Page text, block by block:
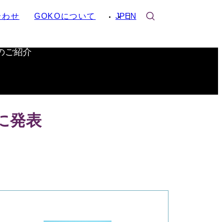
せ GOKOについて JPEN
ご紹介
発表